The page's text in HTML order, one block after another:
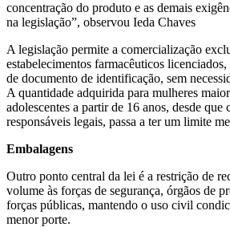
concentração do produto e as demais
na legislação”, observou Ieda Chaves
A legislação permite a comercialização
estabelecimentos farmacêuticos
de documento de identificação, sem
A quantidade adquirida para mulheres
adolescentes a partir de 16 anos, desde que
responsáveis legais, passa a ter um limite
Embalagens
Outro ponto central da lei é a restrição de
volume às forças de segurança, órgãos de
forças públicas, mantendo o uso civil
menor porte.